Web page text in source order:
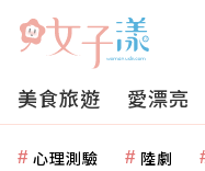
美食旅遊 愛漂亮
心理測驗 陸劇